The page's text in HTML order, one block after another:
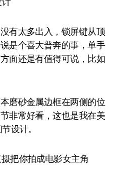
有太多出入，锁屏键从顶
是个喜大普奔的事，单手
面还是有值得可说，比如
磨砂金属边框在两侧的位
非常好看，这也是我在美
设计。